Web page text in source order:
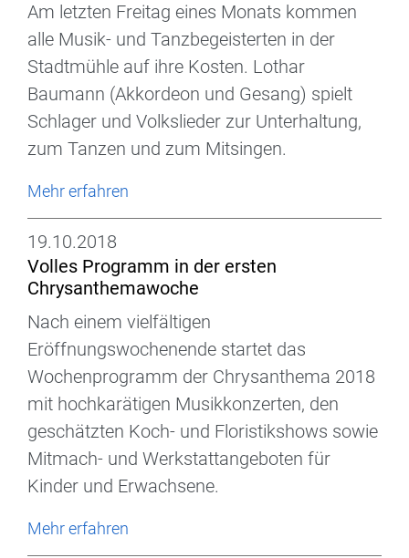
Am letzten Freitag eines Monats kommen
alle Musik- und Tanzbegeisterten in der
Stadtmühle auf ihre Kosten. Lothar
Baumann (Akkordeon und Gesang) spielt
Schlager und Volkslieder zur Unterhaltung,
zum Tanzen und zum Mitsingen.
Mehr erfahren
19.10.2018
Volles Programm in der ersten
Chrysanthemawoche
Nach einem vielfältigen
Eröffnungswochenende startet das
Wochenprogramm der Chrysanthema 2018
mit hochkarätigen Musikkonzerten, den
geschätzten Koch- und Floristikshows sowie
Mitmach- und Werkstattangeboten für
Kinder und Erwachsene.
Mehr erfahren